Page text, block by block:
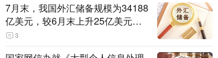
7月末，我国外汇储备规模为34188
亿美元，较6月末上升25亿美元，
升幅为0.07%
3